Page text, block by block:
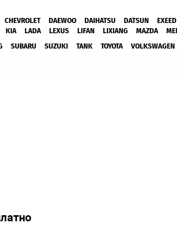
CHEVROLET DAEWOO DAIHATSU DATSUN EXEED
KIA LADA LEXUS LIFAN LIXIANG MAZDA
SUBARU SUZUKI TANK TOYOTA VOLKSWAGEN